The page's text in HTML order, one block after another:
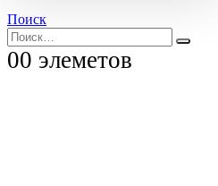
Поиск
00 элеметов